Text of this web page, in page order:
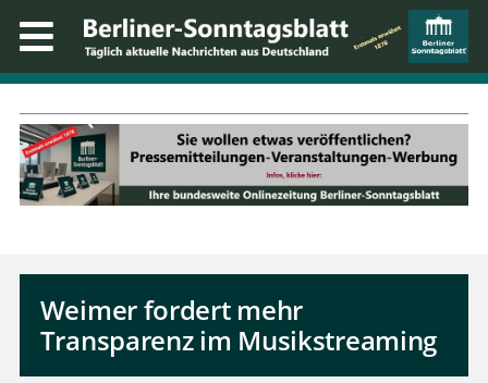
Weimer fordert mehr
Transparenz im Musikstreaming